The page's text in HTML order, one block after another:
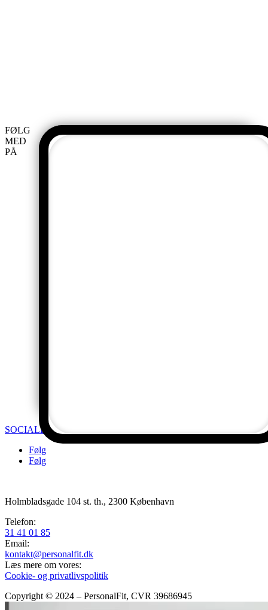
FØLG
MED
PÅ
SOCIALE MEDIER
Følg
Følg
Holmbladsgade 104 st. th., 2300 København
Telefon:
31 41 01 85
Email:
kontakt@personalfit.dk
Læs mere om vores:
Cookie- og privatlivspolitik
Copyright © 2024 – PersonalFit, CVR 39686945